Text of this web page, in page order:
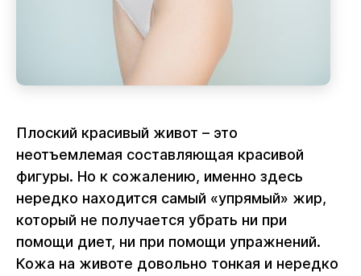
Плоский красивый живот – это
неотъемлемая составляющая красивой
фигуры. Но к сожалению, именно здесь
нередко находится самый «упрямый» жир,
который не получается убрать ни при
помощи диет, ни при помощи упражнений.
Кожа на животе довольно тонкая и нередко